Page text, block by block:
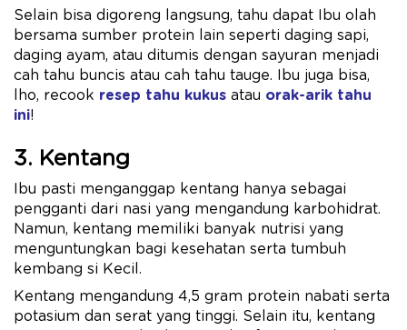
Selain bisa digoreng langsung, tahu dapat Ibu olah
bersama sumber protein lain seperti daging sapi,
daging ayam, atau ditumis dengan sayuran menjadi
cah tahu buncis atau cah tahu tauge. Ibu juga bisa,
lho, recook resep tahu kukus atau orak-arik tahu
ini!
3. Kentang
Ibu pasti menganggap kentang hanya sebagai
pengganti dari nasi yang mengandung karbohidrat.
Namun, kentang memiliki banyak nutrisi yang
menguntungkan bagi kesehatan serta tumbuh
kembang si Kecil.
Kentang mengandung 4,5 gram protein nabati serta
potasium dan serat yang tinggi. Selain itu, kentang